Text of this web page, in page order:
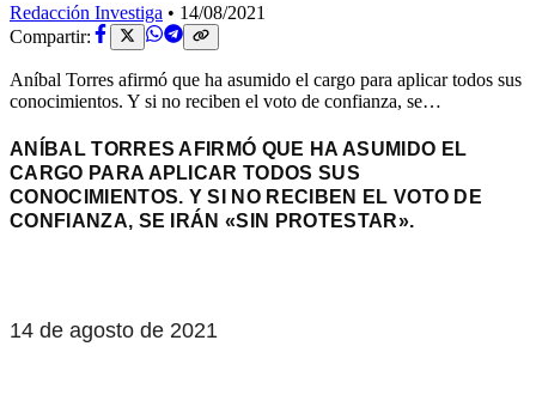
Redacción Investiga • 14/08/2021
Compartir:
Aníbal Torres afirmó que ha asumido el cargo para aplicar todos sus
conocimientos. Y si no reciben el voto de confianza, se…
ANÍBAL TORRES AFIRMÓ QUE HA ASUMIDO EL
CARGO PARA APLICAR TODOS SUS
CONOCIMIENTOS. Y SI NO RECIBEN EL VOTO DE
CONFIANZA, SE IRÁN «SIN PROTESTAR».
14 de agosto de 2021